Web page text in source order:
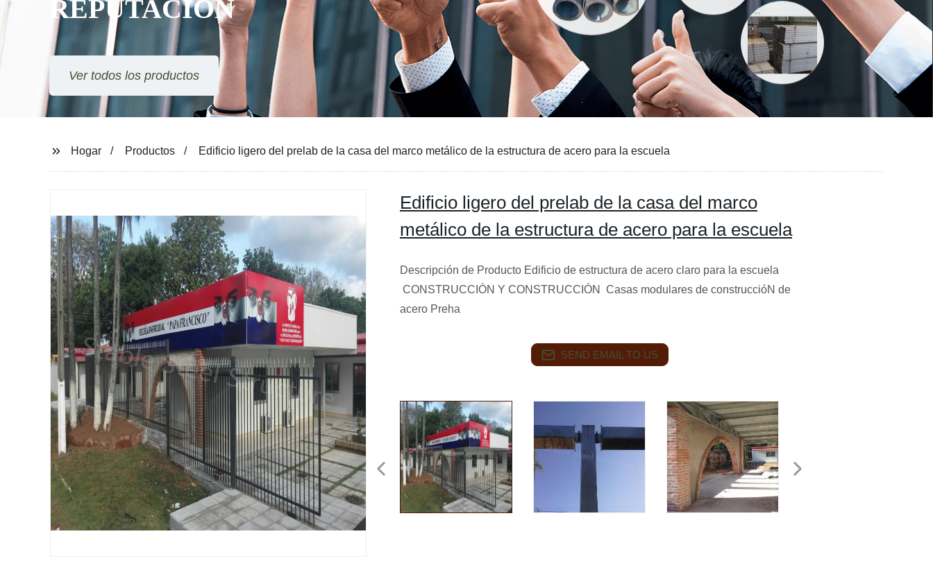
Ver todos los productos
Hogar Productos Edificio ligero del prelab de la casa del marco metálico de la estructura de acero para la escuela
Edificio ligero del prelab de la casa del marco
metálico de la estructura de acero para la escuela
Descripción de Producto Edificio de estructura de acero claro para la escuela
CONSTRUCCIÓN Y CONSTRUCCIÓN Casas modulares de construccióN de
acero Preha
SEND EMAIL TO US